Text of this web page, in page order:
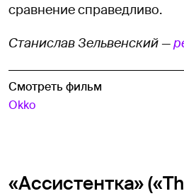
сравнение справедливо.
Станислав Зельвенский —
Смотреть фильм
Okko
«Ассистентка»